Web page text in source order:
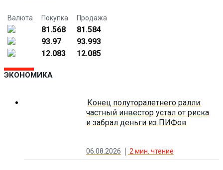
Валюта Покупка Продажа
81.568
81.584
93.97
93.993
12.083
12.085
ЭКОНОМИКА
Конец полуторалетнего ралли:
частный инвестор устал от риска
и забрал деньги из ПИФов
06.08.2026 2 мин. чтение